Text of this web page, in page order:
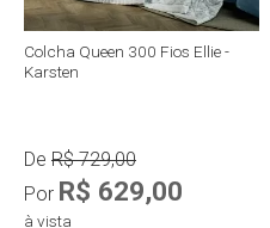
Colcha Queen 300 Fios Ellie -
Karsten
De R$ 729,00
Por R$ 629,00
à vista